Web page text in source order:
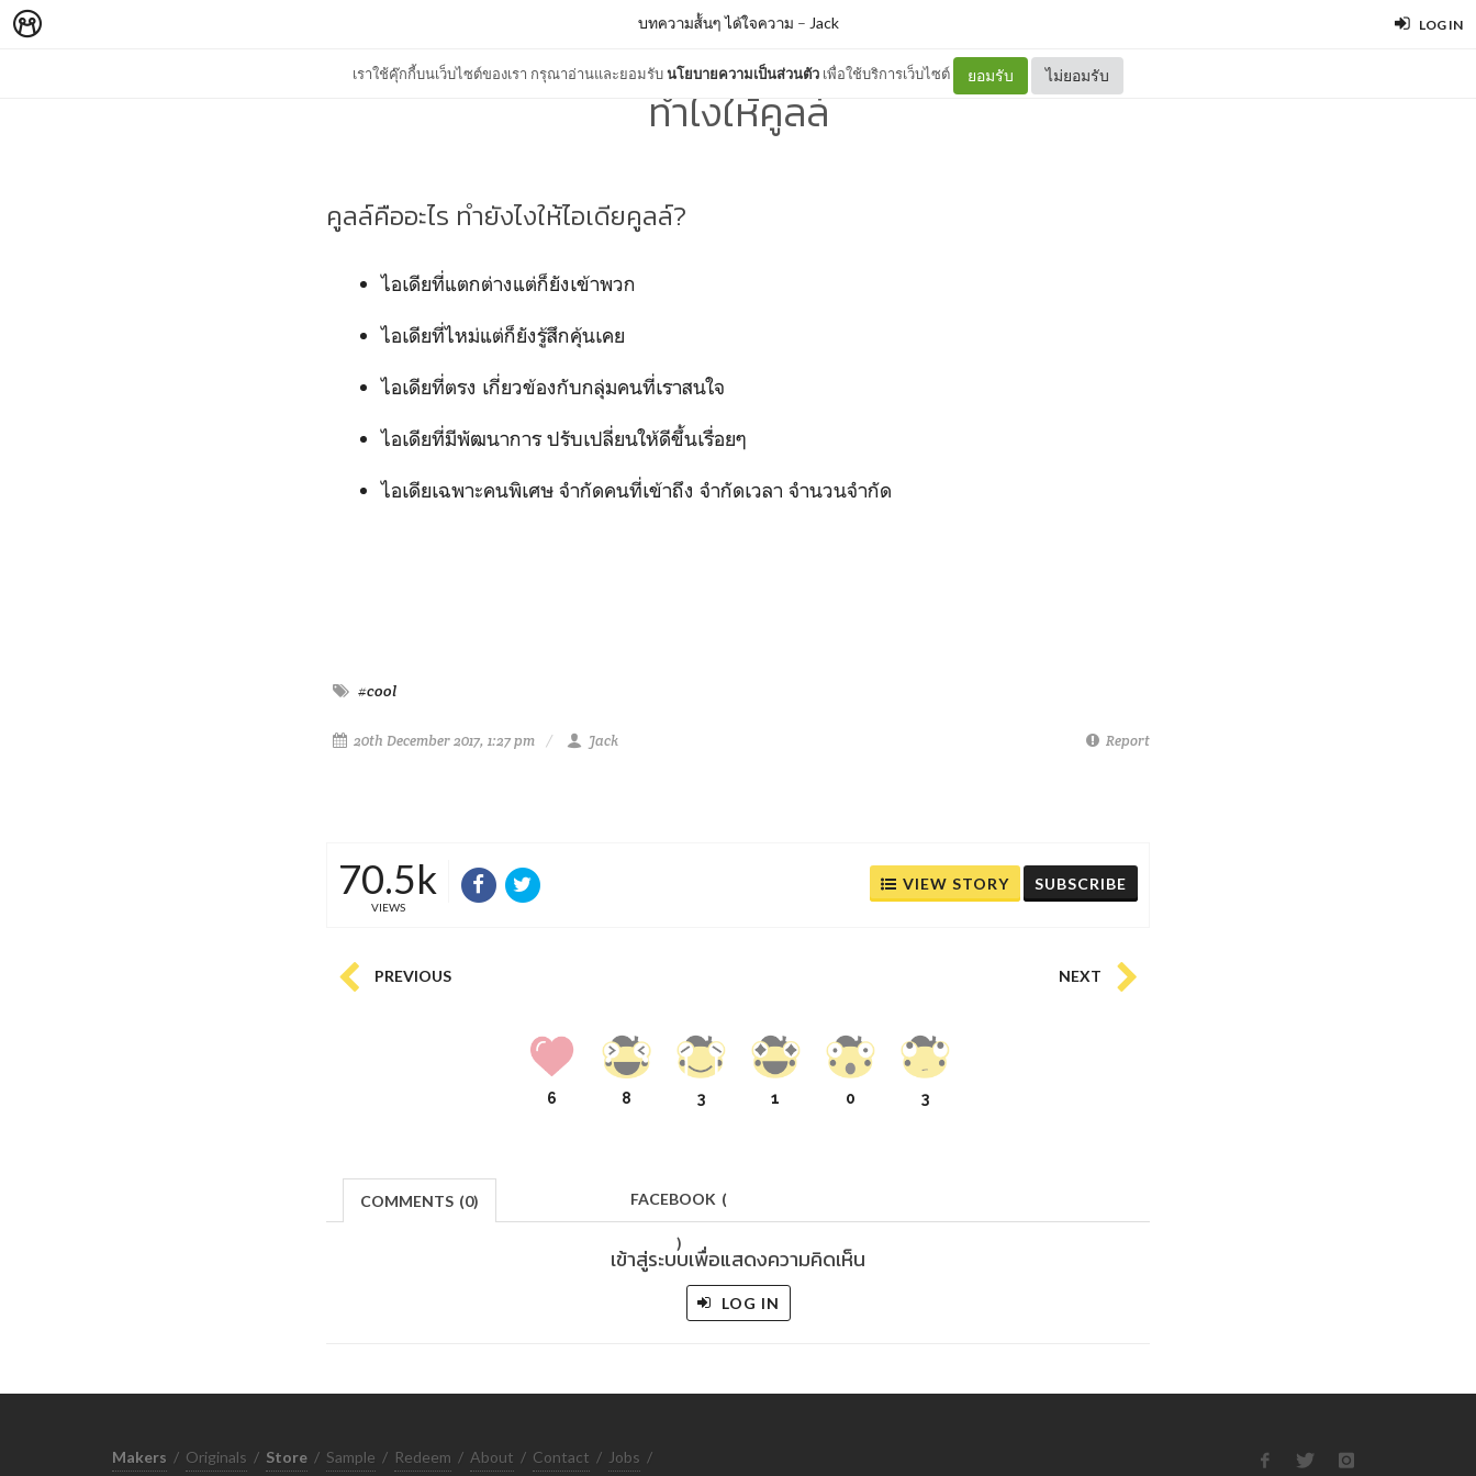
LOG IN
เราใช้คุ๊กกี้บนเว็บไซต์ของเรา กรุณาอ่านและยอมรับนโยบายความเป็นส่วนตัว เพื่อใช้บริการเว็บไซต์ ยอมรับ ไม่ยอมรับ
บทความสั้นๆ ได้ใจความ – Jack
ทำไงให้คูลล์
คูลล์คืออะไร ทำยังไงให้ไอเดียคูลล์?
ไอเดียที่แตกต่างแต่ก็ยังเข้าพวก
ไอเดียที่ไหม่แต่ก็ยังรู้สึกคุ้นเคย
ไอเดียที่ตรง เกี่ยวข้องกับกลุ่มคนที่เราสนใจ
ไอเดียที่มีพัฒนาการ ปรับเปลี่ยนให้ดีขึ้นเรื่อยๆ
ไอเดียเฉพาะคนพิเศษ จำกัดคนที่เข้าถึง จำกัดเวลา จำนวนจำกัด
#cool
20th December 2017, 1:27 pm Jack Report
70.5k
VIEWS
VIEW STORY SUBSCRIBE
PREVIOUS NEXT
6 8 3 1 0 3
COMMENTS (0) FACEBOOK (
)
เข้าสู่ระบบเพื่อแสดงความคิดเห็น
LOG IN
Makers / Originals / Store / Sample / Redeem / About / Contact / Jobs /